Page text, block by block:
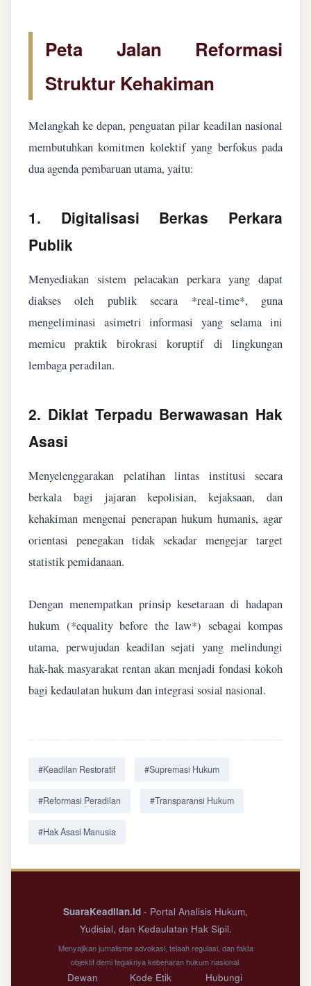
Peta Jalan Reformasi
Struktur Kehakiman
Melangkah ke depan, penguatan pilar keadilan nasional
membutuhkan komitmen kolektif yang berfokus pada
dua agenda pembaruan utama, yaitu:
1. Digitalisasi Berkas Perkara
Publik
Menyediakan sistem pelacakan perkara yang dapat
diakses oleh publik secara *real-time*, guna
mengeliminasi asimetri informasi yang selama ini
memicu praktik birokrasi koruptif di lingkungan
lembaga peradilan.
2. Diklat Terpadu Berwawasan Hak
Asasi
Menyelenggarakan pelatihan lintas institusi secara
berkala bagi jajaran kepolisian, kejaksaan, dan
kehakiman mengenai penerapan hukum humanis, agar
orientasi penegakan tidak sekadar mengejar target
statistik pemidanaan.
Dengan menempatkan prinsip kesetaraan di hadapan
hukum (*equality before the law*) sebagai kompas
utama, perwujudan keadilan sejati yang melindungi
hak-hak masyarakat rentan akan menjadi fondasi kokoh
bagi kedaulatan hukum dan integrasi sosial nasional.
#Keadilan Restoratif #Supremasi Hukum
#Reformasi Peradilan #Transparansi Hukum
#Hak Asasi Manusia
SuaraKeadilan.id - Portal Analisis Hukum,
Yudisial, dan Kedaulatan Hak Sipil.
Menyajikan jurnalisme advokasi, telaah regulasi, dan fakta
objektif demi tegaknya kebenaran hukum nasional.
Dewan Kode Etik Hubungi